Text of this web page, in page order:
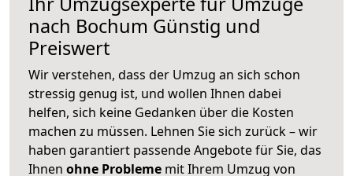
nach Bochum Günstig und
Preiswert
Wir verstehen, dass der Umzug an sich schon
stressig genug ist, und wollen Ihnen dabei
helfen, sich keine Gedanken über die Kosten
machen zu müssen. Lehnen Sie sich zurück – wir
haben garantiert passende Angebote für Sie, das
Ihnen ohne Probleme mit Ihrem Umzug von